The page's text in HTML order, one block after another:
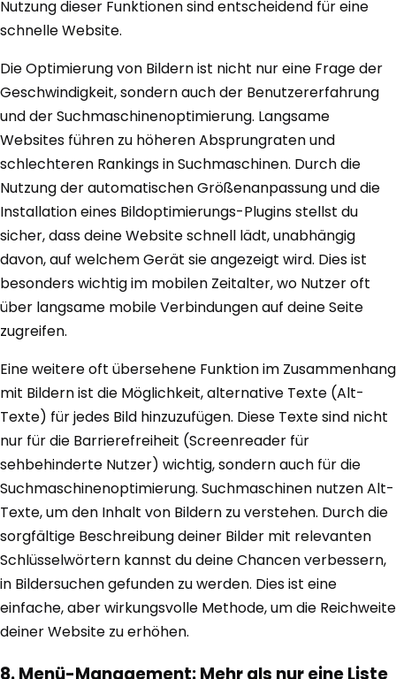
Nutzung dieser Funktionen sind entscheidend für eine
schnelle Website.
Die Optimierung von Bildern ist nicht nur eine Frage der
Geschwindigkeit, sondern auch der Benutzererfahrung
und der Suchmaschinenoptimierung. Langsame
Websites führen zu höheren Absprungraten und
schlechteren Rankings in Suchmaschinen. Durch die
Nutzung der automatischen Größenanpassung und die
Installation eines Bildoptimierungs-Plugins stellst du
sicher, dass deine Website schnell lädt, unabhängig
davon, auf welchem Gerät sie angezeigt wird. Dies ist
besonders wichtig im mobilen Zeitalter, wo Nutzer oft
über langsame mobile Verbindungen auf deine Seite
zugreifen.
Eine weitere oft übersehene Funktion im Zusammenhang
mit Bildern ist die Möglichkeit, alternative Texte (Alt-
Texte) für jedes Bild hinzuzufügen. Diese Texte sind nicht
nur für die Barrierefreiheit (Screenreader für
sehbehinderte Nutzer) wichtig, sondern auch für die
Suchmaschinenoptimierung. Suchmaschinen nutzen Alt-
Texte, um den Inhalt von Bildern zu verstehen. Durch die
sorgfältige Beschreibung deiner Bilder mit relevanten
Schlüsselwörtern kannst du deine Chancen verbessern,
in Bildersuchen gefunden zu werden. Dies ist eine
einfache, aber wirkungsvolle Methode, um die Reichweite
deiner Website zu erhöhen.
8. Menü-Management: Mehr als nur eine Liste